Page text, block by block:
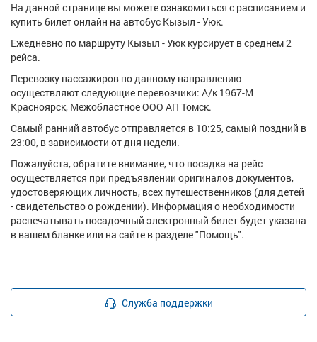
На данной странице вы можете ознакомиться с расписанием и
купить билет онлайн на автобус Кызыл - Уюк.
Ежедневно по маршруту Кызыл - Уюк курсирует в среднем 2
рейса.
Перевозку пассажиров по данному направлению
осуществляют следующие перевозчики: А/к 1967-М
Красноярск, Межобластное ООО АП Томск.
Самый ранний автобус отправляется в 10:25, самый поздний в
23:00, в зависимости от дня недели.
Пожалуйста, обратите внимание, что посадка на рейс
осуществляется при предъявлении оригиналов документов,
удостоверяющих личность, всех путешественников (для детей
- свидетельство о рождении). Информация о необходимости
распечатывать посадочный электронный билет будет указана
в вашем бланке или на сайте в разделе "Помощь".
Служба поддержки